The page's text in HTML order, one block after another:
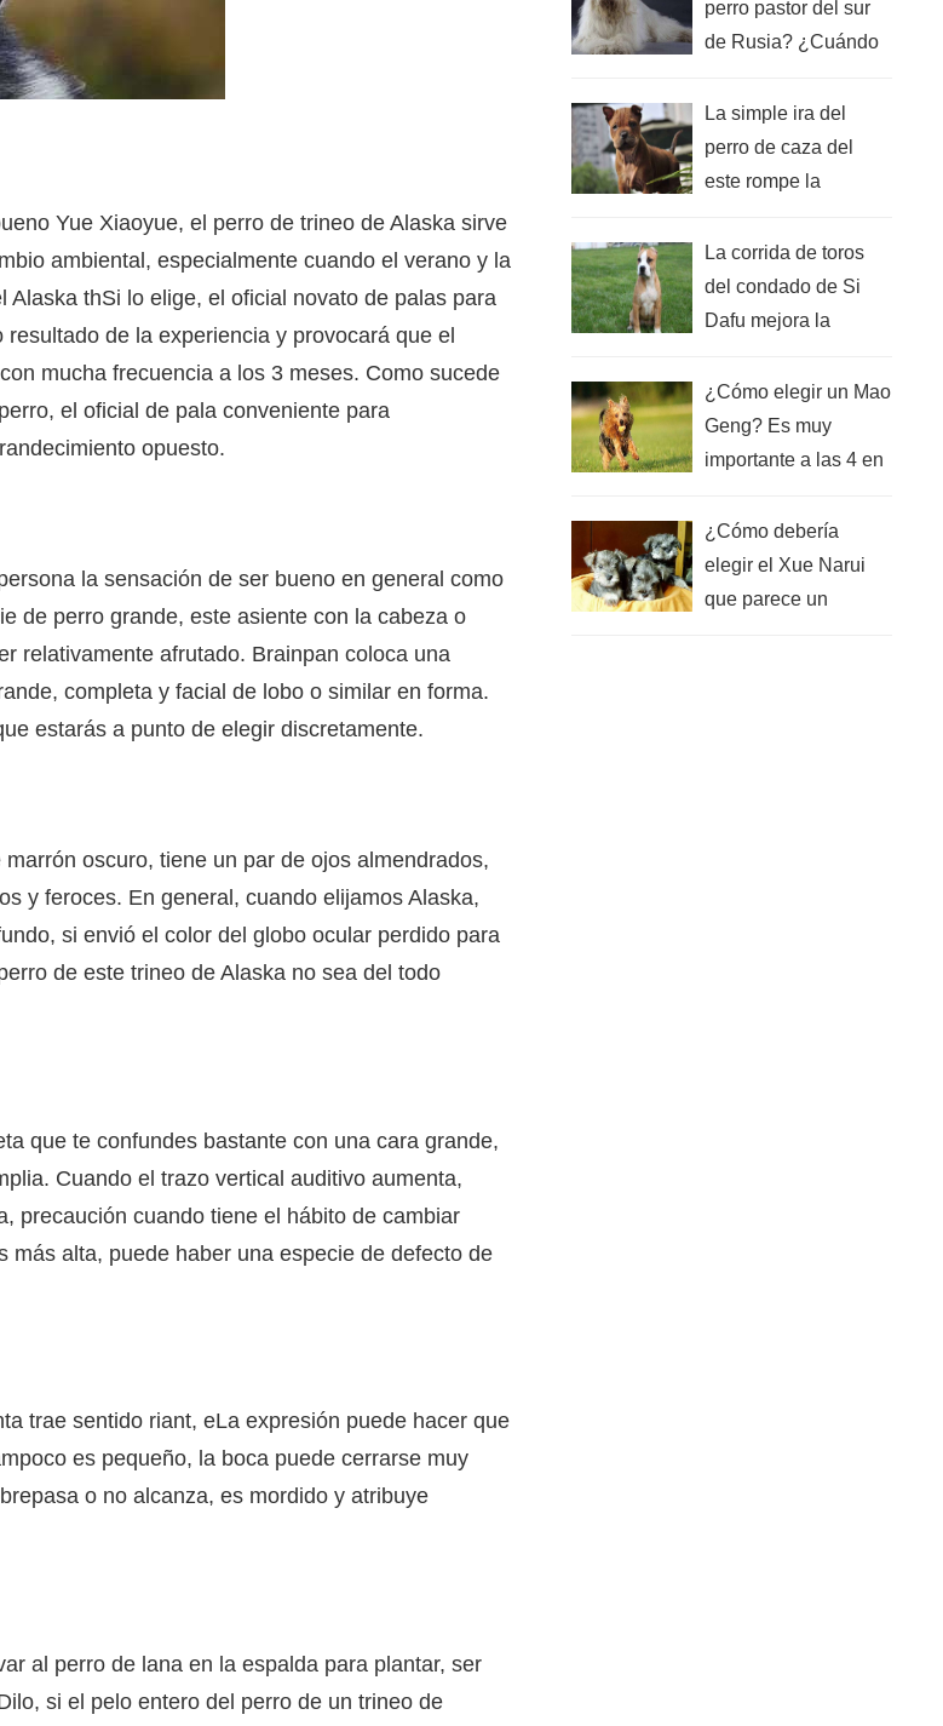
Yue Xiaoyue, el perro de trineo de Alaska sirve
ambiental, especialmente cuando el verano y la
thSi lo elige, el oficial novato de palas para
de la experiencia y provocará que el
mucha frecuencia a los 3 meses. Como sucede
el oficial de pala conveniente para
opuesto.
la sensación de ser bueno en general como
de perro grande, este asiente con la cabeza o
relativamente afrutado. Brainpan coloca una
completa y facial de lobo o similar en forma.
estarás a punto de elegir discretamente.
oscuro, tiene un par de ojos almendrados,
s y feroces. En general, cuando elijamos Alaska,
si envió el color del globo ocular perdido para
de este trineo de Alaska no sea del todo
que te confundes bastante con una cara grande,
Cuando el trazo vertical auditivo aumenta,
precaución cuando tiene el hábito de cambiar
alta, puede haber una especie de defecto de
trae sentido riant, eLa expresión puede hacer que
es pequeño, la boca puede cerrarse muy
o no alcanza, es mordido y atribuye
al perro de lana en la espalda para plantar, ser
si el pelo entero del perro de un trineo de
perro pastor del sur
de Rusia? ¿Cuándo
esto?
La simple ira del
perro de caza del
este rompe la
terrenal, ¡el perro
rural también merece
ser amado en China!
La corrida de toros
del condado de Si
Dafu mejora la
¡actúa según lo
indicado!
¿Cómo elegir un Mao
Geng? Es muy
importante a las 4 en
¿Cómo debería
elegir el Xue Narui
que parece un